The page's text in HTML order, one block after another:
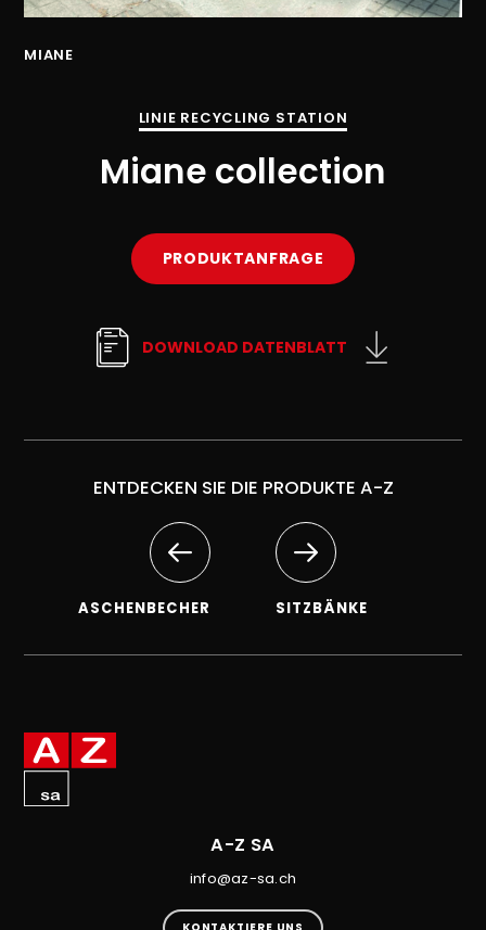
MIANE
LINIE RECYCLING STATION
Miane collection
PRODUKTANFRAGE
DOWNLOAD DATENBLATT
ENTDECKEN SIE DIE PRODUKTE A-Z
ASCHENBECHER SITZBÄNKE
A-Z SA
info@az-sa.ch